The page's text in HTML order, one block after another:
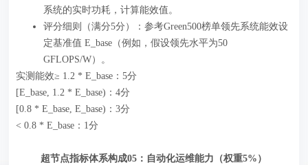
系统的实时功耗，计算能效值。
评分细则（满分5分）‍：参考Green500榜单领先系统能效设
定基准值 E_base（例如，假设领先水平为50
GFLOPS/W）。
实测能效≥ 1.2 * E_base：5分
[E_base, 1.2 * E_base)：4分
[0.8 * E_base, E_base)：3分
< 0.8 * E_base：1分
超节点指标体系构成05：自动化运维能力（权重5%）